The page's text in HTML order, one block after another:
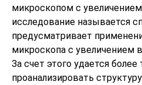
микроскопом с
исследование называется
предусматривает
микроскопа с увеличением
За счет этого удается
проанализировать